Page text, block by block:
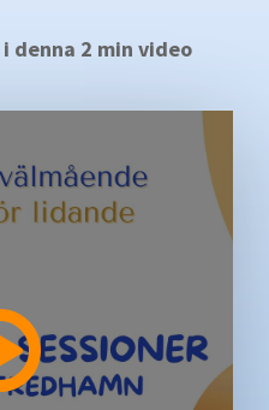
denna 2 min video